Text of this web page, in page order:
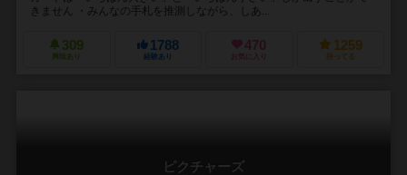
きません ・みんなの手札を推測しながら、しあ...
309
興味あり
1788
経験あり
470
お気に入り
1259
持ってる
ピクチャーズ